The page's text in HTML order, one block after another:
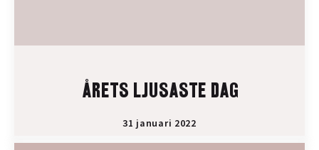
ÅRETS LJUSASTE DAG
31 januari 2022